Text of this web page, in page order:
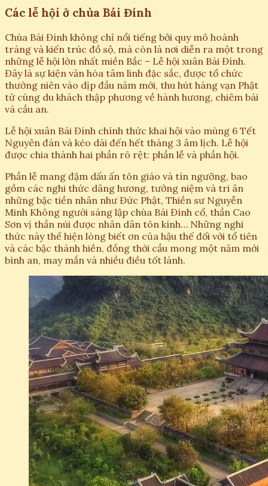
Các lễ hội ở chùa Bái Đính
Chùa Bái Đính không chỉ nổi tiếng bởi quy mô hoành
tráng và kiến trúc đồ sộ, mà còn là nơi diễn ra một trong
những lễ hội lớn nhất miền Bắc – Lễ hội xuân Bái Đính.
Đây là sự kiện văn hóa tâm linh đặc sắc, được tổ chức
thường niên vào dịp đầu năm mới, thu hút hàng vạn Phật
tử cùng du khách thập phương về hành hương, chiêm bái
và cầu an.
Lễ hội xuân Bái Đính chính thức khai hội vào mùng 6 Tết
Nguyên đán và kéo dài đến hết tháng 3 âm lịch. Lễ hội
được chia thành hai phần rõ rệt: phần lễ và phần hội.
Phần lễ mang đậm dấu ấn tôn giáo và tín ngưỡng, bao
gồm các nghi thức dâng hương, tưởng niệm và tri ân
những bậc tiền nhân như Đức Phật, Thiền sư Nguyễn
Minh Không người sáng lập chùa Bái Đính cổ, thần Cao
Sơn vị thần núi được nhân dân tôn kính… Những nghi
thức này thể hiện lòng biết ơn của hậu thế đối với tổ tiên
và các bậc thánh hiền, đồng thời cầu mong một năm mới
bình an, may mắn và nhiều điều tốt lành.